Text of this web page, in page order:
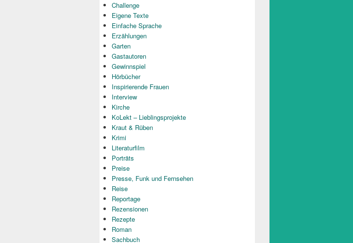
Challenge
Eigene Texte
Einfache Sprache
Erzählungen
Garten
Gastautoren
Gewinnspiel
Hörbücher
Inspirierende Frauen
Interview
Kirche
KoLekt – Lieblingsprojekte
Kraut & Rüben
Krimi
Literaturfilm
Porträts
Preise
Presse, Funk und Fernsehen
Reise
Reportage
Rezensionen
Rezepte
Roman
Sachbuch